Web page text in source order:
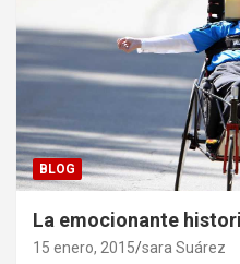
BLOG
La emocionante
15 enero, 2015 sara Suárez